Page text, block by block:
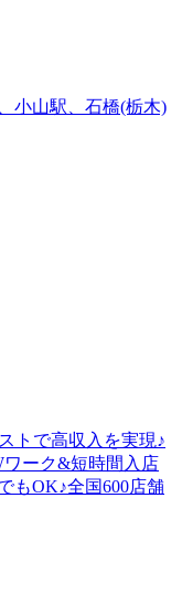
小山駅、石橋(栃木)
トで高収入を実現♪
ーク&短時間入店
もOK♪全国600店舗